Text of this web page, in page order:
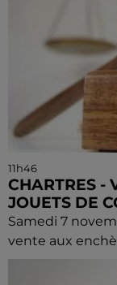
11h46
CHARTRES -
JOUETS DE
Samedi 7
vente aux